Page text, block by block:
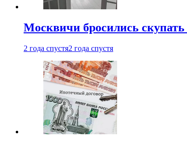
Москвичи бросились
2 года спустя2 года спустя